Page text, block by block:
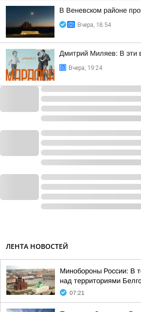
В Веневском районе
Вчера, 18:54
Дмитрий Миляев: В эти
Вчера, 19:24
ЛЕНТА НОВОСТЕЙ
Минобороны России: В
над территориями
07:21